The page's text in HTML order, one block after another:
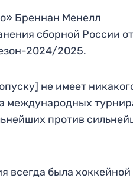
Бреннан Менелл
сборной России
2024/2025.
не имеет
международных
против
всегда была хоккейной